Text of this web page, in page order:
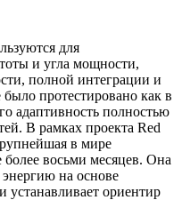
для
и угла мощности,
полной интеграции и
протестировано как в
адаптивность полностью
В рамках проекта Red
в мире
более восьми месяцев. Она
на основе
ориентир